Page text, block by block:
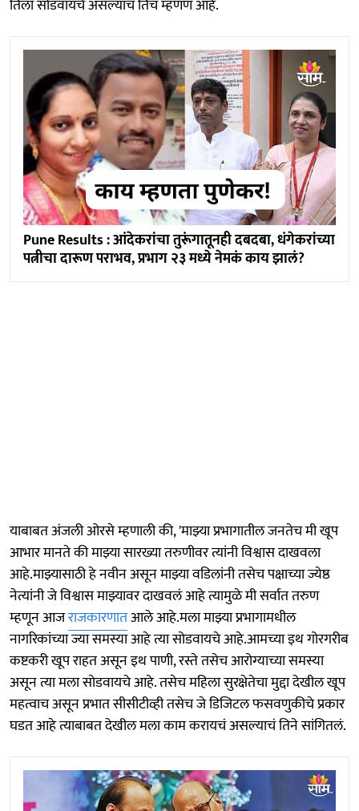
तिला सोडवायचे असल्याच तिचं म्हणणं आहे.
Pune Results : आंदेकरांचा तुरूंगातूनही दबदबा, धंगेकरांच्या
पत्नीचा दारूण पराभव, प्रभाग २३ मध्ये नेमकं काय झालं?
याबाबत अंजली ओरसे म्हणाली की, 'माझ्या प्रभागातील जनतेच मी खूप
आभार मानते की माझ्या सारख्या तरुणीवर त्यांनी विश्वास दाखवला
आहे.माझ्यासाठी हे नवीन असून माझ्या वडिलांनी तसेच पक्षाच्या ज्येष्ठ
नेत्यांनी जे विश्वास माझ्यावर दाखवलं आहे त्यामुळे मी सर्वात तरुण
म्हणून आजराजकारणातआले आहे.मला माझ्या प्रभागामधील
नागरिकांच्या ज्या समस्या आहे त्या सोडवायचे आहे.आमच्या इथ गोरगरीब
कष्टकरी खूप राहत असून इथ पाणी, रस्ते तसेच आरोग्याच्या समस्या
असून त्या मला सोडवायचे आहे. तसेच महिला सुरक्षेतेचा मुद्दा देखील खूप
महत्वाच असून प्रभात सीसीटीव्ही तसेच जे डिजिटल फसवणुकीचे प्रकार
घडत आहे त्याबाबत देखील मला काम करायचं असल्याचं तिने सांगितलं.